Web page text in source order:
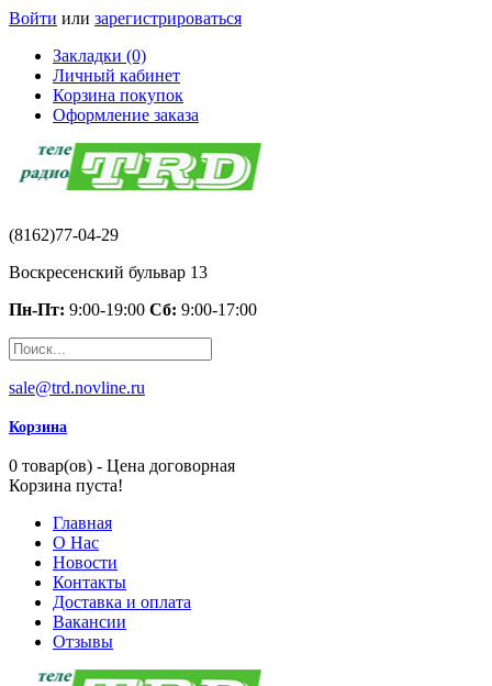
Войти или зарегистрироваться
Закладки (0)
Личный кабинет
Корзина покупок
Оформление заказа
(8162)77-04-29
Воскресенский бульвар 13
Пн-Пт: 9:00-19:00 Сб: 9:00-17:00
sale@trd.novline.ru
Корзина
0 товар(ов) - Цена договорная
Корзина пуста!
Главная
О Нас
Новости
Контакты
Доставка и оплата
Вакансии
Отзывы